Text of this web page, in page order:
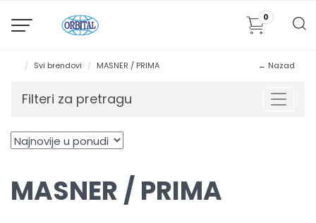
0
Svi brendovi MASNER / PRIMA ← Nazad
Filteri za pretragu
MASNER / PRIMA